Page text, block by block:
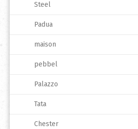
Steel
Padua
maison
pebbel
Palazzo
Tata
Chester